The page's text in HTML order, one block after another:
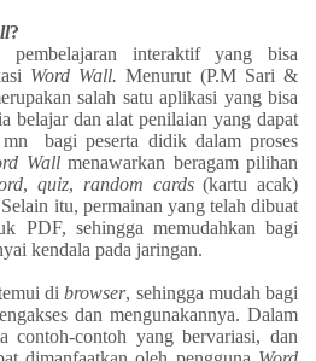
?
pembelajaran interaktif yang bisa
Word Wall.Menurut (P.M Sari &
salah satu aplikasi yang bisa
belajar dan alat penilaian yang dapat
bagi peserta didik dalam proses
Wall menawarkan beragam pilihan
,quiz, random cards(kartu acak)
itu, permainan yang telah dibuat
PDF, sehingga memudahkan bagi
kendala pada jaringan.
dibrowser, sehingga mudah bagi
dan mengunakannya. Dalam
contoh-contoh yang bervariasi, dan